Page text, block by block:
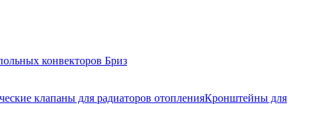
конвекторов Бриз
клапаны для радиаторов отопленияКронштейны для